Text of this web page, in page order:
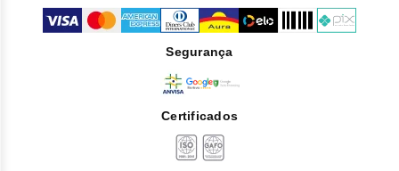
Segurança
Certificados